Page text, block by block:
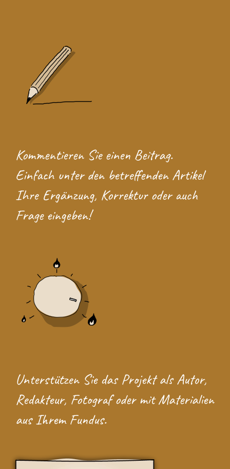
Kommentieren Sie einen Beitrag.
Einfach unter den betreffenden Artikel
Ihre Ergänzung, Korrektur oder auch
Frage eingeben!
Unterstützen Sie das Projektals Autor,
Redakteur, Fotograf oder mit Materialien
aus Ihrem Fundus.